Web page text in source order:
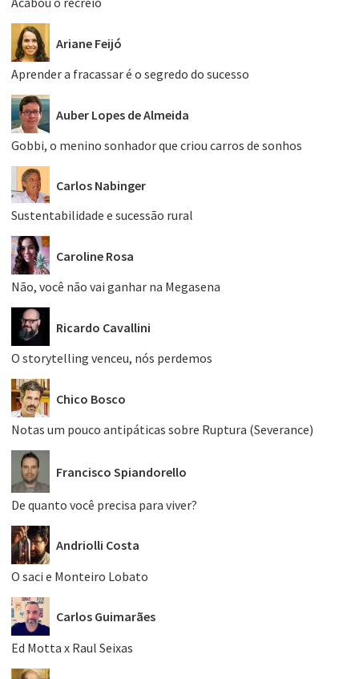
Ariane Feijó
Aprender a fracassar é o segredo do sucesso
Auber Lopes de Almeida
Gobbi, o menino sonhador que criou carros de sonhos
Carlos Nabinger
Sustentabilidade e sucessão rural
Caroline Rosa
Não, você não vai ganhar na Megasena
Ricardo Cavallini
O storytelling venceu, nós perdemos
Chico Bosco
Notas um pouco antipáticas sobre Ruptura (Severance)
Francisco Spiandorello
De quanto você precisa para viver?
Andriolli Costa
O saci e Monteiro Lobato
Carlos Guimarães
Ed Motta x Raul Seixas